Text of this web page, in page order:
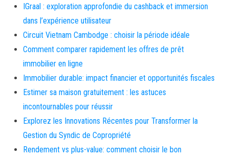
IGraal : exploration approfondie du cashback et immersion
dans l’expérience utilisateur
Circuit Vietnam Cambodge : choisir la période idéale
Comment comparer rapidement les offres de prêt
immobilier en ligne
Immobilier durable: impact financier et opportunités fiscales
Estimer sa maison gratuitement : les astuces
incontournables pour réussir
Explorez les Innovations Récentes pour Transformer la
Gestion du Syndic de Copropriété
Rendement vs plus-value: comment choisir le bon